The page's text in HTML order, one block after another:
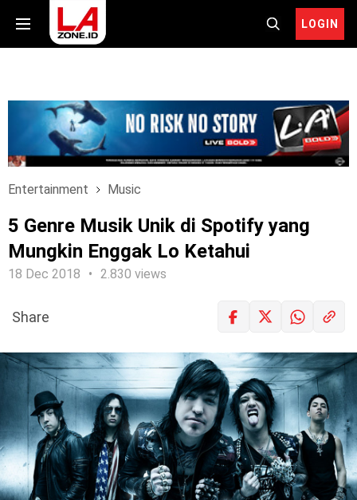
LOGIN
Entertainment Music
5 Genre Musik Unik di Spotify yang
Mungkin Enggak Lo Ketahui
18 Dec 2018 2.830 views
LOGIN
Share